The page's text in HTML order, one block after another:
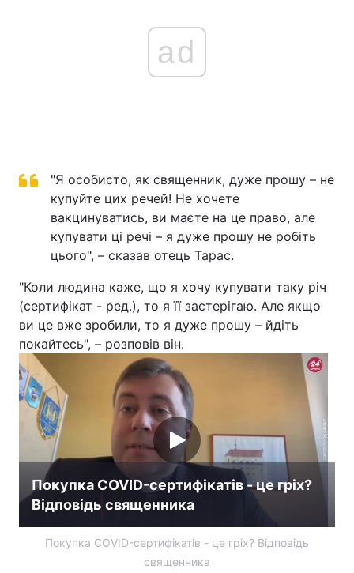
ad
"Я особисто, як священник, дуже прошу – не
купуйте цих речей! Не хочете
вакцинуватись, ви маєте на це право, але
купувати ці речі – я дуже прошу не робіть
цього", – сказав отець Тарас.
"Коли людина каже, що я хочу купувати таку річ
(сертифікат - ред.), то я її застерігаю. Але якщо
ви це вже зробили, то я дуже прошу – йдіть
покайтесь", – розповів він.
Покупка COVID-сертифікатів - це гріх?
Відповідь священника
Покупка COVID-сертифікатів - це гріх? Відповідь
священника